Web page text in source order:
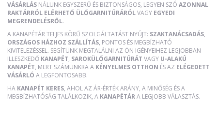
VÁSÁRLÁS NÁLUNK EGYSZERŰ ÉS BIZTONSÁGOS, LEGYEN SZÓ AZONNAL
RAKTÁRRÓL ELÉRHETŐ ÜLŐGARNITÚRÁRÓLVAGY EGYEDI
MEGRENDELÉSRŐL.
A KANAPÉTÁR TELJES KÖRŰ SZOLGÁLTATÁST NYÚJT: SZAKTANÁCSADÁS,
ORSZÁGOS HÁZHOZ SZÁLLÍTÁS, PONTOS ÉS MEGBÍZHATÓ
KIVITELEZÉSSEL. SEGÍTÜNK MEGTALÁLNI AZ ÖN IGÉNYEIHEZ LEGJOBBAN
ILLESZKEDŐ KANAPÉT, SAROKÜLŐGARNITÚRÁT VAGY U-ALAKÚ
KANAPÉT, MERT SZÁMUNKRA A KÉNYELMES OTTHON ÉS AZ ELÉGEDETT
VÁSÁRLÓ A LEGFONTOSABB.
HA KANAPÉT KERES, AHOL AZ ÁR-ÉRTÉK ARÁNY, A MINŐSÉG ÉS A
MEGBÍZHATÓSÁG TALÁLKOZIK, A KANAPÉTÁRA LEGJOBB VÁLASZTÁS.